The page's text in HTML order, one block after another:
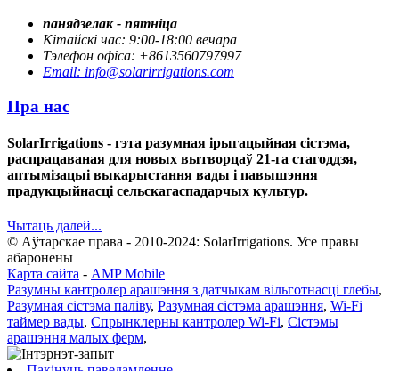
панядзелак - пятніца
Кітайскі час: 9:00-18:00 вечара
Тэлефон офіса: +8613560797997
Email: info@solarirrigations.com
Пра нас
SolarIrrigations - гэта разумная ірыгацыйная сістэма,
распрацаваная для новых вытворцаў 21-га стагоддзя,
аптымізацыі выкарыстання вады і павышэння
прадукцыйнасці сельскагаспадарчых культур.
Чытаць далей...
© Аўтарскае права - 2010-2024: SolarIrrigations. Усе правы
абаронены
Карта сайта - AMP Mobile
Разумны кантролер арашэння з датчыкам вільготнасці глебы,
Разумная сістэма паліву, Разумная сістэма арашэння, Wi-Fi
таймер вады, Спрынклерны кантролер Wi-Fi, Сістэмы
арашэння малых ферм,